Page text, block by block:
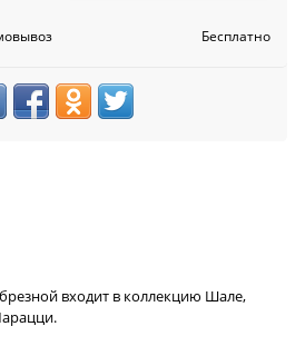
Бесплатно
входит в коллекцию Шале,